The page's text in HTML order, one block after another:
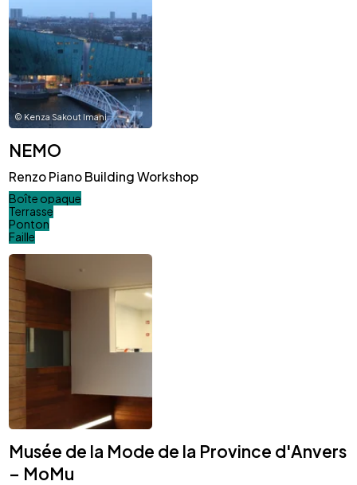
©Kenza Sakout Imani
NEMO
Renzo Piano Building Workshop
Boîte opaque
Terrasse
Ponton
Faille
Musée de la Mode de la Province d'Anvers
– MoMu